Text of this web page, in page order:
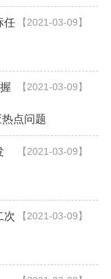
【2021-03-09】
任
【2021-03-09】
点问题
【2021-03-09】
【2021-03-09】
次